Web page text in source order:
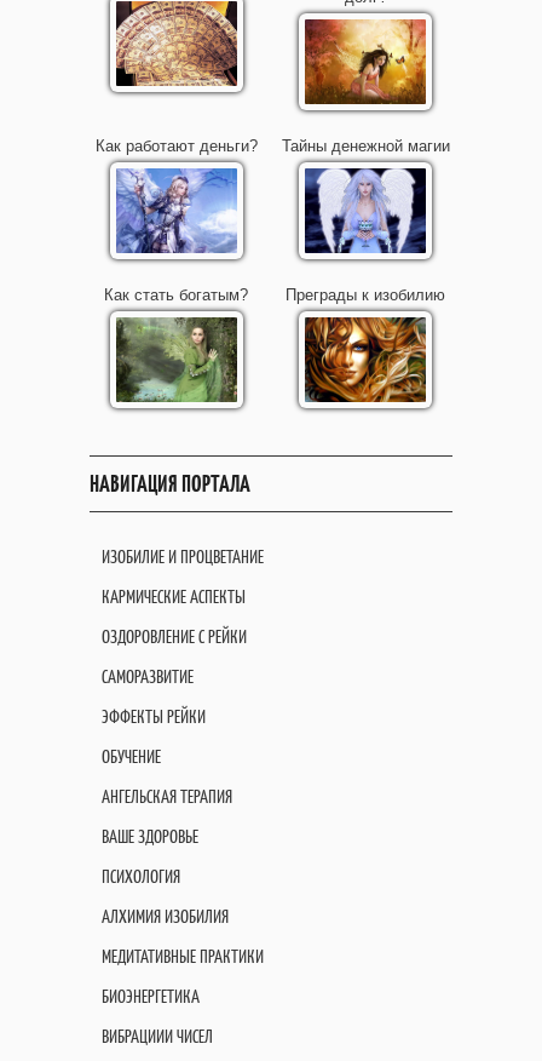
Как работают деньги? Тайны денежной магии
Как стать богатым? Преграды к изобилию
НАВИГАЦИЯ ПОРТАЛА
ИЗОБИЛИЕ И ПРОЦВЕТАНИЕ
КАРМИЧЕСКИЕ АСПЕКТЫ
ОЗДОРОВЛЕНИЕ С РЕЙКИ
САМОРАЗВИТИЕ
ЭФФЕКТЫ РЕЙКИ
ОБУЧЕНИЕ
АНГЕЛЬСКАЯ ТЕРАПИЯ
ВАШЕ ЗДОРОВЬЕ
ПСИХОЛОГИЯ
АЛХИМИЯ ИЗОБИЛИЯ
МЕДИТАТИВНЫЕ ПРАКТИКИ
БИОЭНЕРГЕТИКА
ВИБРАЦИИИ ЧИСЕЛ